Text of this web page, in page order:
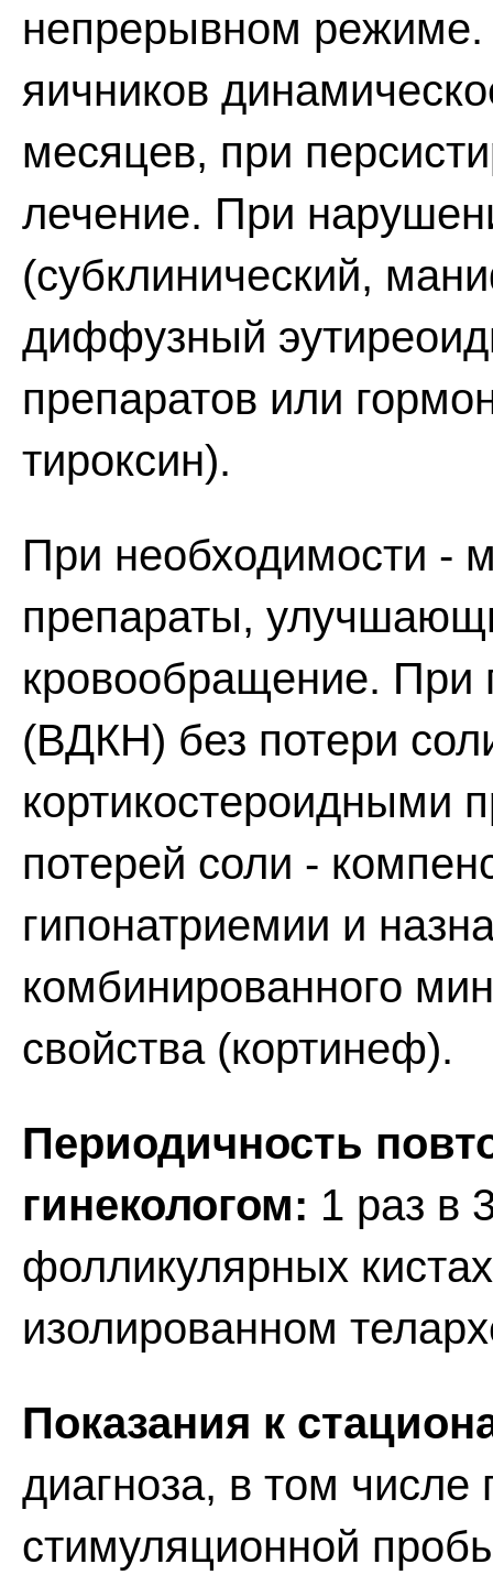
непрерывном режиме.
яичников
месяцев, при
лечение. При
(субклинический,
диффузный
препаратов или
тироксин).
При необходимости -
препараты,
кровообращение. При
(ВДКН) без потери
кортикостероидными
потерей соли -
гипонатриемии и
комбинированного
свойства (кортинеф).
Периодичность
гинекологом: 1 раз в
фолликулярных
изолированном
Показания к
диагноза, в том числе
стимуляционной